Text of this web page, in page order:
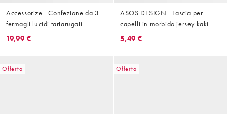
Accessorize - Confezione da 3
fermagli lucidi tartarugati
multicolore
19,99 €
ASOS DESIGN - Fascia per
capelli in morbido jersey kaki
5,49 €
Offerta Offerta